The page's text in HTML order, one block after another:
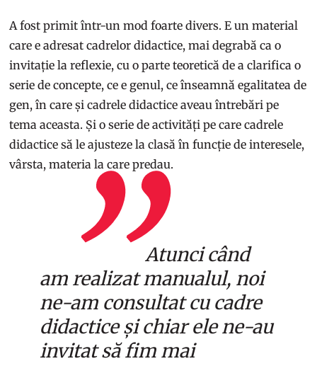
A fost primit într-un mod foarte divers. E un material
care e adresat cadrelor didactice, mai degrabă ca o
invitație la reflexie, cu o parte teoretică de a clarifica o
serie de concepte, ce e genul, ce înseamnă egalitatea de
gen, în care și cadrele didactice aveau întrebări pe
tema aceasta. Și o serie de activități pe care cadrele
didactice să le ajusteze la clasă în funcție de interesele,
vârsta, materia la care predau.
Atunci când
am realizat manualul, noi
ne-am consultat cu cadre
didactice și chiar ele ne-au
invitat să fim mai